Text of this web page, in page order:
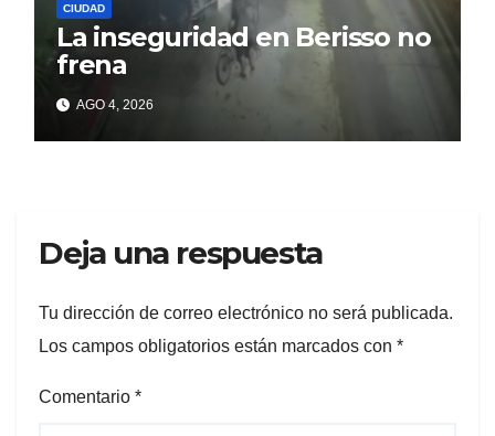
CIUDAD
La inseguridad en Berisso no
frena
AGO 4, 2026
Deja una respuesta
Tu dirección de correo electrónico no será publicada.
Los campos obligatorios están marcados con *
Comentario *